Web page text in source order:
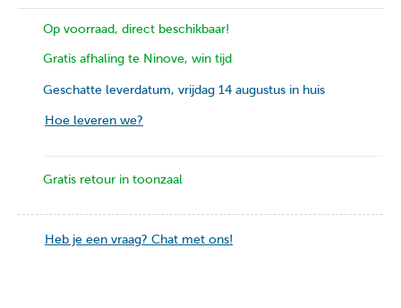
Op voorraad, direct beschikbaar!
Gratis afhaling te Ninove, win tijd
Geschatte leverdatum, vrijdag 14 augustus in huis
Hoe leveren we?
Gratis retour in toonzaal
Heb je een vraag? Chat met ons!